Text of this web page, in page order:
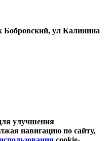
Бобровский, ул Калинина
улучшения
навигацию по сайту,